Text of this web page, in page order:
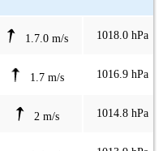
1.7.0 m/s 1018.0 hPa
1.7 m/s 1016.9 hPa
2 m/s 1014.8 hPa